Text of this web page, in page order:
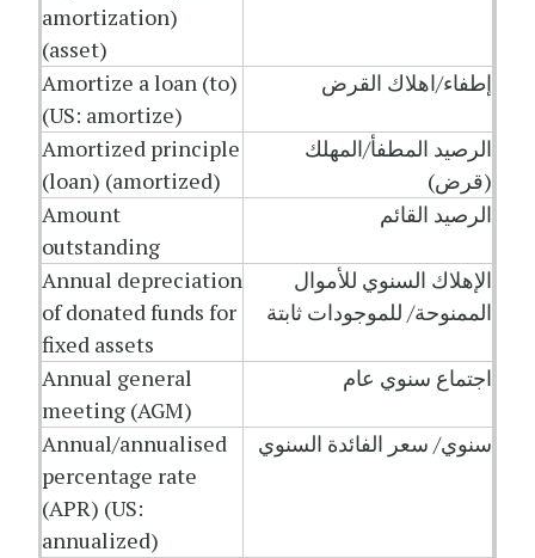
amortization)
(asset)
إطفاء/اهلاك القرض
Amortize a loan (to)
(US: amortize)
الرصيد المطفأ/المهلك
(قرض)
Amortized principle
(loan) (amortized)
الرصيد القائم
Amount
outstanding
الإهلاك السنوي للأموال
الممنوحة/ للموجودات ثابتة
Annual depreciation
of donated funds for
fixed assets
اجتماع سنوي عام
Annual general
meeting (AGM)
سنوي/ سعر الفائدة السنوي
Annual/annualised
percentage rate
(APR) (US:
annualized)